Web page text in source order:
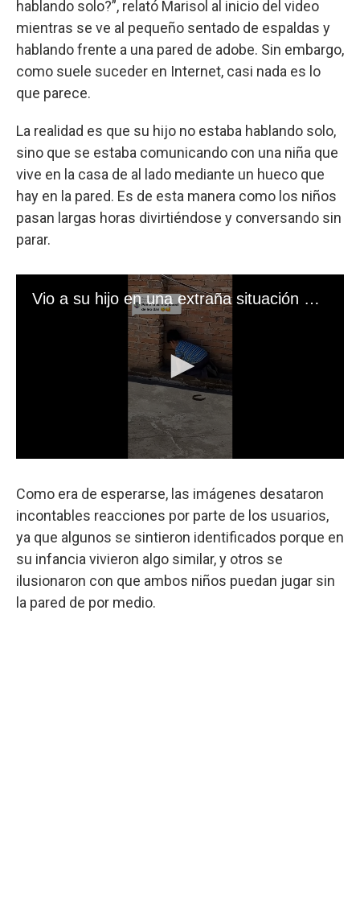
hablando solo?”, relató Marisol al inicio del video
mientras se ve al pequeño sentado de espaldas y
hablando frente a una pared de adobe. Sin embargo,
como suele suceder en Internet, casi nada es lo
que parece.
La realidad es que su hijo no estaba hablando solo,
sino que se estaba comunicando con una niña que
vive en la casa de al lado mediante un hueco que
hay en la pared. Es de esta manera como los niños
pasan largas horas divirtiéndose y conversando sin
parar.
Como era de esperarse, las imágenes desataron
incontables reacciones por parte de los usuarios,
ya que algunos se sintieron identificados porque en
su infancia vivieron algo similar, y otros se
ilusionaron con que ambos niños puedan jugar sin
la pared de por medio.